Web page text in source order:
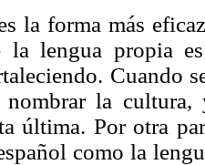
la forma más
la lengua propia
Cuando
nombrar la
última. Por otra
como la